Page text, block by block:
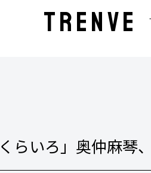
TRENVE
らいろ」奥仲麻琴